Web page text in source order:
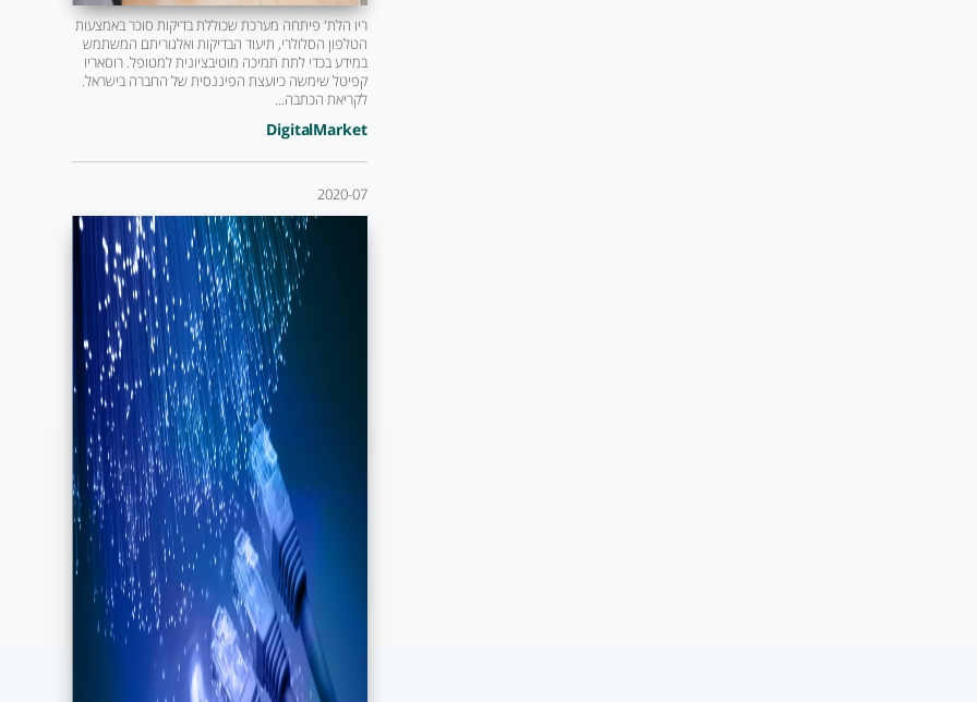
ריו הלת' פיתחה מערכת שכוללת בדיקות סוכר באמצעות
הטלפון הסלולרי, תיעוד הבדיקות ואלגוריתם המשתמש
במידע בכדי לתת תמיכה מוטיבציונית למטופל. רוסאריו
קפיטל שימשה כיועצת הפיננסית של החברה בישראל.
לקריאת הכתבה...
DigitalMarket
2020-07